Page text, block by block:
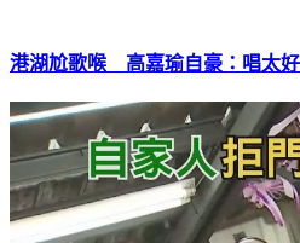
港湖尬歌喉 高嘉瑜自豪：唱太好